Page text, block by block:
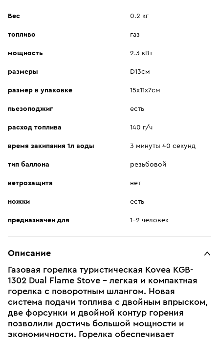
Вес 0.2 кг
топливо газ
мощность 2.3 кВт
размеры D13см
размер в упаковке 15х11х7см
пьезоподжиг есть
расход топлива 140 г/ч
время закипания 1л воды 3 минуты 40 секунд
тип баллона резьбовой
ветрозащита нет
ножки есть
предназначен для 1-2 человек
Описание
Газовая горелка туристическая Kovea KGB-
1302 Dual Flame Stove - легкая и компактная
горелка с поворотным шлангом. Новая
система подачи топлива с двойным впрыском,
две форсунки и двойной контур горения
позволили достичь большой мощности и
экономичности. Горелка обеспечивает